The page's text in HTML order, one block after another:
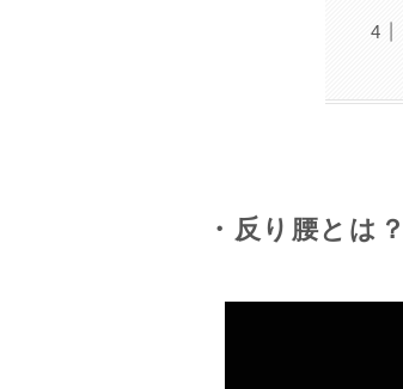
・反り腰とは？